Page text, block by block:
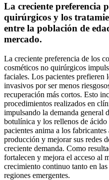
La creciente preferencia
quirúrgicos y los
entre la población de
mercado.
La creciente preferencia de los
cosméticos no quirúrgicos
faciales. Los pacientes prefieren
invasivos por ser menos
recuperación más cortos. Esto
procedimientos realizados en
impulsando la demanda general
botulínica y los rellenos de
pacientes anima a los
producción y mejorar sus redes
creciente demanda. Como
fortalecen y mejora el acceso al
crecimiento continuo tanto en
regiones emergentes.